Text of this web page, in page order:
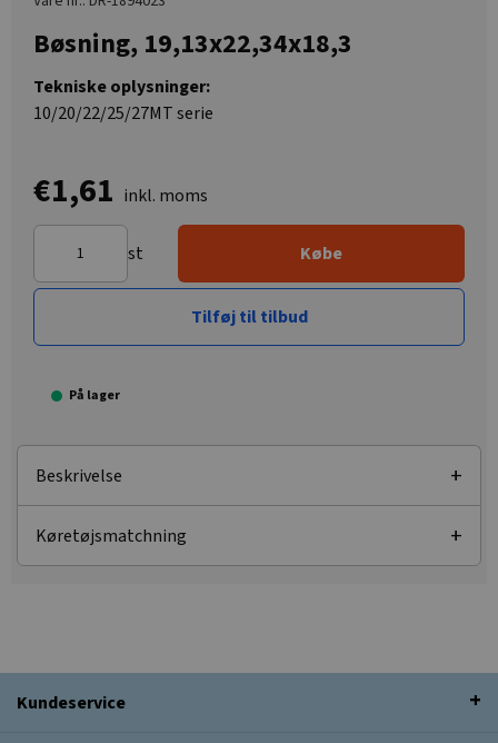
Bøsning, 19,13x22,34x18,3
Tekniske oplysninger:
10/20/22/25/27MT serie
€1,61 inkl. moms
st Købe
Tilføj til tilbud
På lager
Beskrivelse
Køretøjsmatchning
Kundeservice